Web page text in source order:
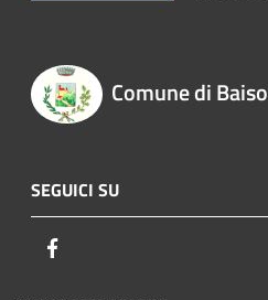
Comune di Baiso
SEGUICI SU